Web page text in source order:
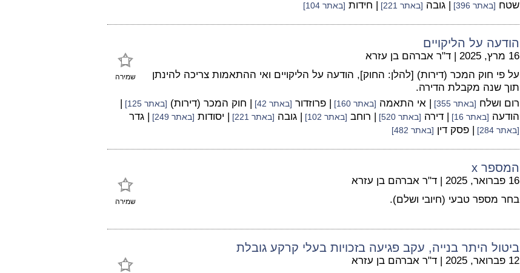
שטח [באתר 396] | גובה [באתר 221] | חידות [באתר 104]
הודעה על הליקויים
שמירה
16 מרץ, 2025 | ד"ר אברהם בן עזרא
על פי חוק המכר (דירות) [להלן: החוק], הודעה על הליקויים ואי ההתאמות צריכה להינתן
תוך שנה מקבלת הדירה.
רום ושלח [באתר 355] | אי התאמה [באתר 160] | פרוזדור [באתר 42] | חוק המכר (דירות) [באתר 125]
|
הודעה [באתר 16] | דירה [באתר 520] | רוחב [באתר 102] | גובה [באתר 221] | יסודות [באתר 249] | גדר
[באתר 284] | פסק דין [באתר 482]
המספר x
שמירה
16 פברואר, 2025 | ד"ר אברהם בן עזרא
בחר מספר טבעי (חיובי ושלם).
ביטול היתר בנייה, עקב פגיעה בזכויות בעלי קרקע גובלת
12 פברואר, 2025 | ד"ר אברהם בן עזרא